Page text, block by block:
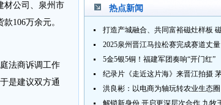
公司、泉州市
106万余元。
法商诉调工作
是建议双方通
热点新闻
2025泉州晋江马拉松赛完成赛道丈量
5金5银5铜！福建军团奏响“开门红”
洪良彬：以电商为轴玩转农业生态圈